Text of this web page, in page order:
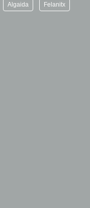
Algaida Felanitx